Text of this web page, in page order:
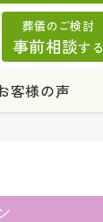
客様の声
葬儀のご検討
事前相談する